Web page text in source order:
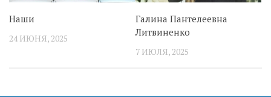
Наши
24 ИЮНЯ, 2025
Галина Пантелеевна
Литвиненко
7 ИЮЛЯ, 2025